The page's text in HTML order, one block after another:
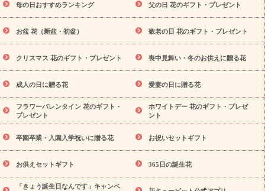
供え・お悔やみ商品一覧
お供え・お悔やみの花
四十九日法要以
降に贈る花
通夜・葬儀に贈る花
お供え お花とセットギフト
お供え プリザーブドフラワー
ペットのお供えフラワー
お盆（新
盆・初盆）
その他 お祝い返し お見舞い
お取り寄せギフト
ビジネス用
ご自宅用 観葉植物 ミディ胡蝶蘭
プリザーブ
ドフラワー
スタイルから探す アレンジメント 花束
スタ
ンド花
お祝い お供え・お悔やみ 胡蝶蘭 胡蝶蘭・花鉢
ディ胡蝶蘭・お祝い
ミディ胡蝶蘭・お供え
世界初の青色胡蝶蘭
観葉植物
観葉植物 産直多肉植物
プリザーブドフラワー
お祝い
お供え・お悔やみ 花とセットギフト
セミオーダー
プチギフト（hanamore -ハナモア-）
花とみどりのeギフト
花キューピットのeGfit
カラー ピンク
イエローオレンジ
レッド
お花の種類 ユリ トルコキキョウ
ら探す
お祝い お祝い・3000円～ お祝い・4000円～
お祝
い・5000円～ お祝い・7000円～ お祝い・10000円～
母の日おすすめランキング 父の日 花のギフト・プレゼント
お盆 花（新盆・初盆） 敬老の日 花のギフト・プレゼント
クリスマス 花のギフト・プレゼント 喪中見舞い・冬のお供えに贈る花
成人の日に贈る花 愛妻の日に贈る花
フラワーバレンタイン 花のギフト・
プレゼント
ホワイトデー 花のギフト・プレゼ
ント
卒園卒業・入園入学祝いに贈る花 お祝いセットギフト
お供えセットギフト 365日の誕生花
「きょう誕生日なんです」キャンペ